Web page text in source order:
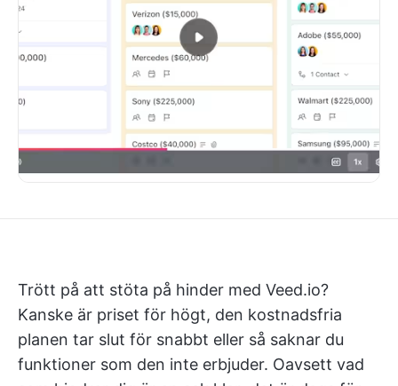
Trött på att stöta på hinder med Veed.io?
Kanske är priset för högt, den kostnadsfria
planen tar slut för snabbt eller så saknar du
funktioner som den inte erbjuder. Oavsett vad